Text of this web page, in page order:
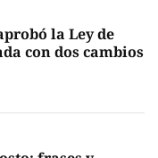
la Ley de
con dos cambios